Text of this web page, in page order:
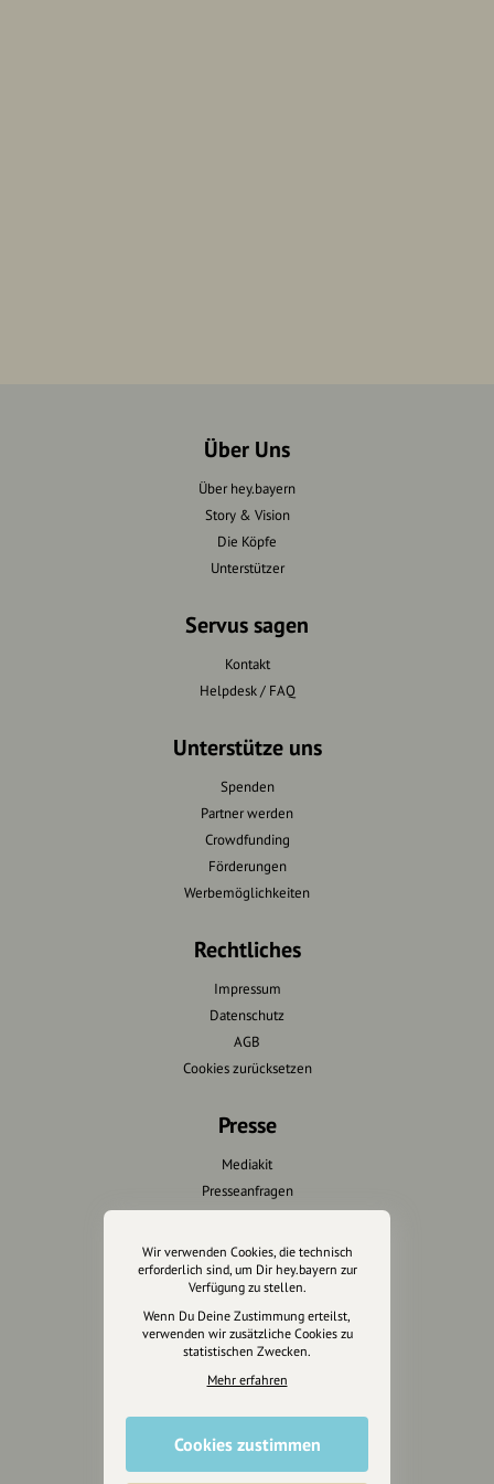
Über Uns
Über hey.bayern
Story & Vision
Die Köpfe
Unterstützer
Servus sagen
Kontakt
Helpdesk / FAQ
Unterstütze uns
Spenden
Partner werden
Crowdfunding
Förderungen
Werbemöglichkeiten
Rechtliches
Impressum
Datenschutz
AGB
Cookies zurücksetzen
Presse
Mediakit
Presseanfragen
Wir unterstützen Euch
Fotografie & mehr
Marketing
Anakin Design
Wir verwenden Cookies, die technisch
erforderlich sind, um Dir hey.bayern zur
Verfügung zu stellen.
Wenn Du Deine Zustimmung erteilst,
verwenden wir zusätzliche Cookies zu
statistischen Zwecken.
Mehr erfahren
Cookies zustimmen